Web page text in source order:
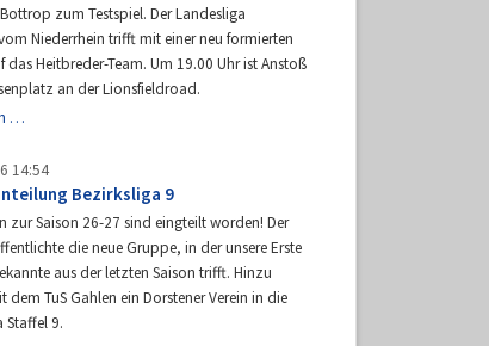
zum Testspiel. Der Landesliga
Niederrhein trifft mit einer neu formierten
das Heitbreder-Team. Um 19.00 Uhr ist Anstoß
an der Lionsfieldroad.
…
Test
gegen
Rhenania
14:54
Bezirksliga 9
zur Saison 26-27 sind eingteilt worden! Der
die neue Gruppe, in der unsere Erste
aus der letzten Saison trifft. Hinzu
dem TuS Gahlen ein Dorstener Verein in die
Staffel 9.